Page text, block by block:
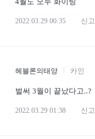
2022.03.29 00:35 신고
헤블론의태양 카인
벌써 3월이 끝났다고..?
2022.03.29 01:38 신고